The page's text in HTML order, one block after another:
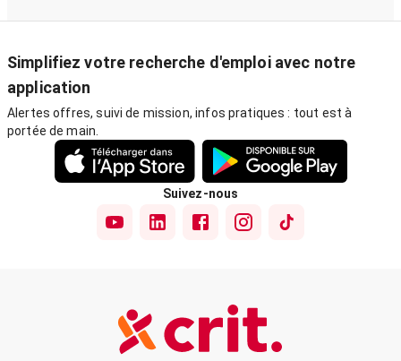
Simplifiez votre recherche d'emploi avec notre
application
Alertes offres, suivi de mission, infos pratiques : tout est à
portée de main.
Suivez-nous